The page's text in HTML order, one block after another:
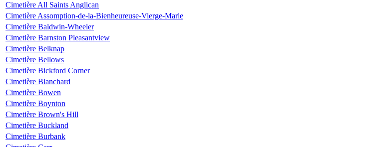
Cimetière All Saints Anglican
Cimetière Assomption-de-la-Bienheureuse-Vierge-Marie
Cimetière Baldwin-Wheeler
Cimetière Barnston Pleasantview
Cimetière Belknap
Cimetière Bellows
Cimetière Bickford Corner
Cimetière Blanchard
Cimetière Bowen
Cimetière Boynton
Cimetière Brown's Hill
Cimetière Buckland
Cimetière Burbank